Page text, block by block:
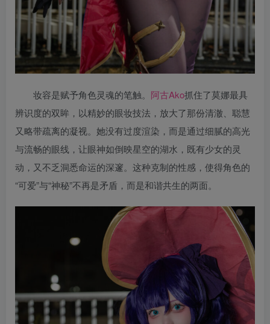
妆容是赋予角色灵魂的笔触。 阿古Ako抓住了莫娜最具
辨识度的双眸，以精妙的眼妆技法，放大了那份清澈、聪慧
又略带疏离的凝视。她没有过度渲染，而是通过细腻的高光
与流畅的眼线，让眼神如倒映星空的湖水，既有少女的灵
动，又不乏洞悉命运的深邃。这种克制的性感，使得角色的
“可爱”与“神秘”不再是矛盾，而是和谐共生的两面。